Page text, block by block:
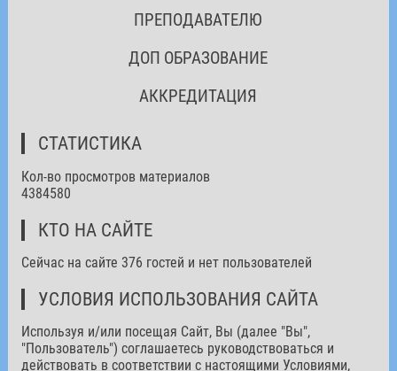
ПРЕПОДАВАТЕЛЮ
ДОП ОБРАЗОВАНИЕ
АККРЕДИТАЦИЯ
СТАТИСТИКА
Кол-во просмотров материалов
4384580
КТО НА САЙТЕ
Сейчас на сайте 376 гостей и нет пользователей
УСЛОВИЯ ИСПОЛЬЗОВАНИЯ САЙТА
Используя и/или посещая Сайт, Вы (далее "Вы",
"Пользователь") соглашаетесь руководствоваться и
действовать в соответствии с настоящими Условиями,